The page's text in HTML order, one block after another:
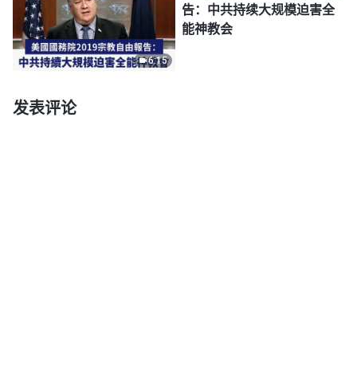
6:15
告：中共持续大规模迫害全
能神教会
发表评论